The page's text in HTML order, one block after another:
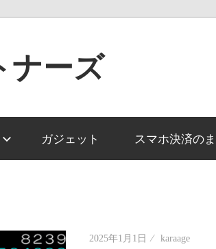
ナーズ
ガジェット スマホ決済の
2025年1月1日 karaage